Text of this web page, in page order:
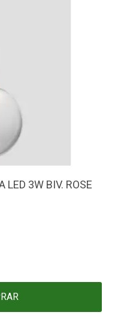
LED 3W BIV. ROSE